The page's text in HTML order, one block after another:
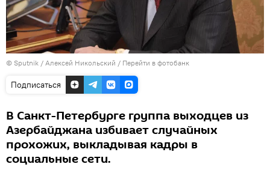
© Sputnik / Алексей Никольский / Перейти в фотобанк
Подписаться
В Санкт-Петербурге группа выходцев из
Азербайджана избивает случайных
прохожих, выкладывая кадры в
социальные сети.